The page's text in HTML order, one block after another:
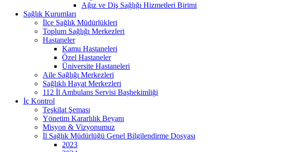
Ağız ve Diş Sağlığı Hizmetleri Birimi
Sağlık Kurumları
İlçe Sağlık Müdürlükleri
Toplum Sağlığı Merkezleri
Hastaneler
Kamu Hastaneleri
Özel Hastaneler
Üniversite Hastaneleri
Aile Sağlığı Merkezleri
Sağlıklı Hayat Merkezleri
112 İl Ambulans Servisi Başhekimliği
İç Kontrol
Teşkilat Şeması
Yönetim Kararlılık Beyanı
Misyon & Vizyonumuz
İl Sağlık Müdürlüğü Genel Bilgilendirme Dosyası
2023